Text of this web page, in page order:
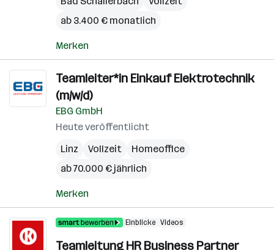
ab 3.400 € monatlich
Merken
Teamleiter*in Einkauf Elektrotechnik
(m/w/d)
EBG GmbH
Heute veröffentlicht
Linz
Vollzeit
Homeoffice
ab 70.000 € jährlich
Merken
Einblicke Videos
Teamleitung HR Business Partner